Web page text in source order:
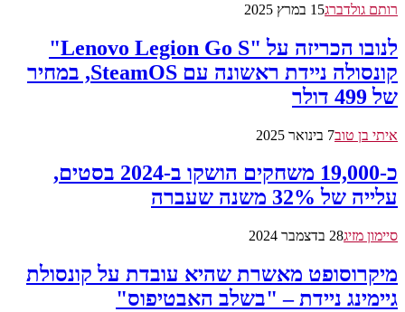
רותם גולדברג15 במרץ 2025
לנובו הכריזה על "Lenovo Legion Go S"
קונסולה ניידת ראשונה עם SteamOS, במחיר
של 499 דולר
איתי בן טוב7 בינואר 2025
כ-19,000 משחקים הושקו ב-2024 בסטים,
עלייה של 32% משנה שעברה
סיימון מזיג28 בדצמבר 2024
מיקרוסופט מאשרת שהיא עובדת על קונסולת
גיימינג ניידת – "בשלב האבטיפוס"